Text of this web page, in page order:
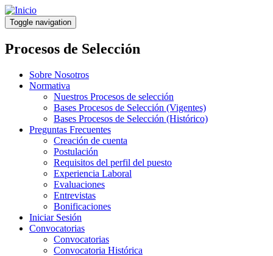
Pasar
al
contenido
principal
Toggle navigation
Procesos de Selección
Sobre Nosotros
Normativa
Nuestros Procesos de selección
Bases Procesos de Selección (Vigentes)
Bases Procesos de Selección (Histórico)
Preguntas Frecuentes
Creación de cuenta
Postulación
Requisitos del perfil del puesto
Experiencia Laboral
Evaluaciones
Entrevistas
Bonificaciones
Iniciar Sesión
Convocatorias
Convocatorias
Convocatoria Histórica